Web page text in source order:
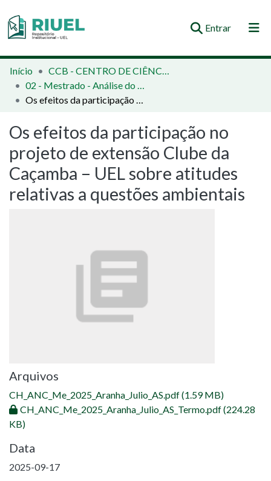
Entrar(current)
Orientações e Normas
Comunidades e Coleções
Estatísticas
Início
CCB - CENTRO DE CIÊNCIAS BIOLÓGICAS
02 - Mestrado - Análise do Comportamento
Os efeitos da participação no projeto de extensão Clube da Caçamba – UEL sobre atitudes relativas a questões ambientais
Os efeitos da participação no
projeto de extensão Clube da
Caçamba – UEL sobre atitudes
relativas a questões ambientais
Arquivos
CH_ANC_Me_2025_Aranha_Julio_AS.pdf(1.59 MB)
CH_ANC_Me_2025_Aranha_Julio_AS_Termo.pdf(224.28
KB)
Data
2025-09-17